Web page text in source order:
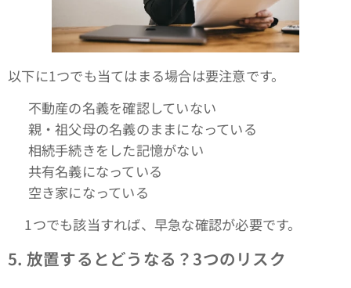
以下に1つでも当てはまる場合は要注意です。
✔ 不動産の名義を確認していない
✔ 親・祖父母の名義のままになっている
✔ 相続手続きをした記憶がない
✔ 共有名義になっている
✔ 空き家になっている
👉1つでも該当すれば、早急な確認が必要です。
5. 放置するとどうなる？3つのリスク